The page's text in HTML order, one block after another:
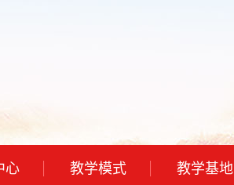
心 教学模式 教学基地